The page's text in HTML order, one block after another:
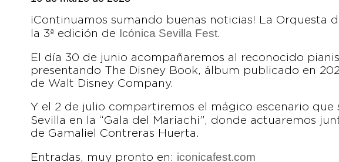
¡Continuamos sumando buenas noticias! La Orquesta
la 3ª edición de Icónica Sevilla Fest.
El día 30 de junio acompañaremos al reconocido
presentando The Disney Book, álbum publicado en
de Walt Disney Company.
Y el 2 de julio compartiremos el mágico escenario que
Sevilla en la “Gala del Mariachi”, donde actuaremos
de Gamaliel Contreras Huerta.
Entradas, muy pronto en: iconicafest.com